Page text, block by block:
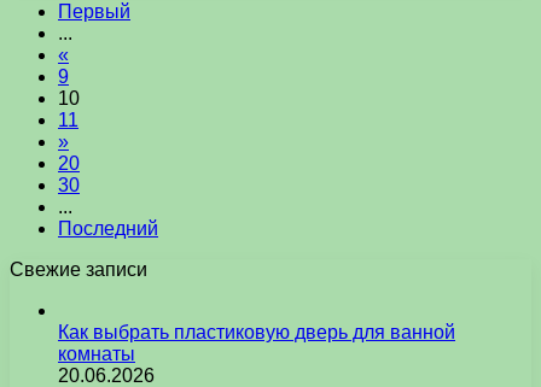
Первый
...
«
9
10
11
»
20
30
...
Последний
Свежие записи
Как выбрать пластиковую дверь для ванной
комнаты
20.06.2026